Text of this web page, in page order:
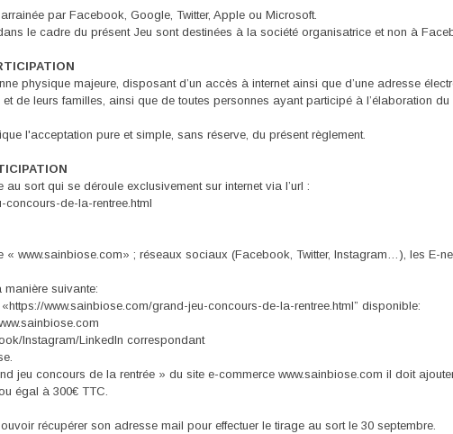
par Facebook, Google, Twitter, Apple ou Microsoft.
le cadre du présent Jeu sont destinées à la société organisatrice et non à
physique majeure, disposant d’un accès à internet ainsi que d’une adresse
de leurs familles, ainsi que de toutes personnes ayant participé à l’élaboration du
l'acceptation pure et simple, sans réserve, du présent règlement.
sort qui se déroule exclusivement sur internet via l’url :
de-la-rentree.html
« www.sainbiose.com» ; réseaux sociaux (Facebook, Twitter, Instagram…), les E-
manière suivante:
www.sainbiose.com/grand-jeu-concours-de-la-rentree.html” disponible:
Instagram/LinkedIn correspondant
jeu concours de la rentrée » du site e-commerce www.sainbiose.com il doit
égal à 300€ TTC.
récupérer son adresse mail pour effectuer le tirage au sort le 30 septembre.